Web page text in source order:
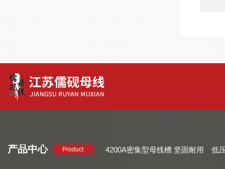
产品中心 Product 4200A密集型母线槽 坚固耐用
低